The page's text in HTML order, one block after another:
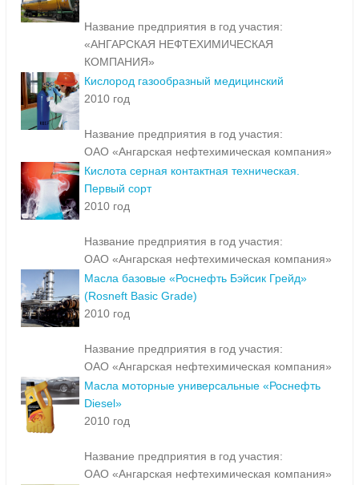
Название предприятия в год участия:
«АНГАРСКАЯ НЕФТЕХИМИЧЕСКАЯ
КОМПАНИЯ»
Кислород газообразный медицинский
2010 год
Название предприятия в год участия:
ОАО «Ангарская нефтехимическая компания»
Кислота серная контактная техническая.
Первый сорт
2010 год
Название предприятия в год участия:
ОАО «Ангарская нефтехимическая компания»
Масла базовые «Роснефть Бэйсик Грейд»
(Rosneft Basic Grade)
2010 год
Название предприятия в год участия:
ОАО «Ангарская нефтехимическая компания»
Масла моторные универсальные «Роснефть
Diesel»
2010 год
Название предприятия в год участия:
ОАО «Ангарская нефтехимическая компания»